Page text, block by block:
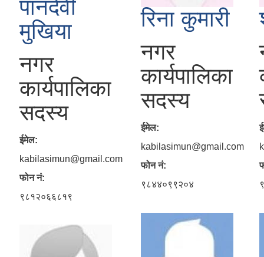
पानदेवी
मुखिया
नगर
कार्यपालिका
सदस्य
ईमेल:
kabilasimun@gmail.com
फोन नं:
९८१२०६६८१९
रिना कुमारी
नगर
कार्यपालिका
सदस्य
ईमेल:
kabilasimun@gmail.com
फोन नं:
९८४४०९९२०४